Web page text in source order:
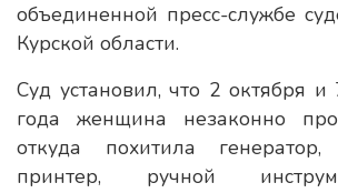
объединенной пресс-службе
Курской области.
Суд установил, что 2 октября
года женщина незаконно
откуда похитила
принтер, ручной